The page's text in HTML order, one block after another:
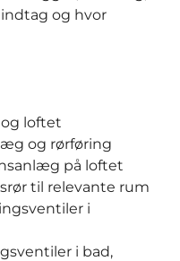
og hvor
loftet
og rørføring
på loftet
til relevante rum
i
i bad,